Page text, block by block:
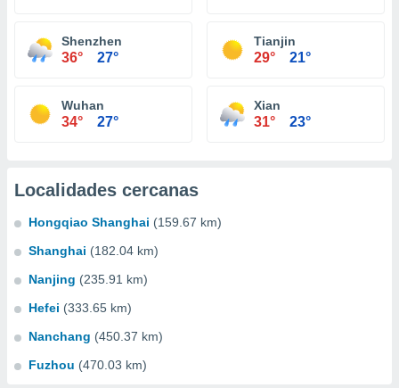
Shenzhen
36° 27°
Tianjin
29° 21°
Wuhan
34° 27°
Xian
31° 23°
Localidades cercanas
Hongqiao Shanghai (159.67 km)
Shanghai (182.04 km)
Nanjing (235.91 km)
Hefei (333.65 km)
Nanchang (450.37 km)
Fuzhou (470.03 km)